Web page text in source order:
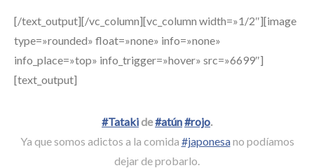
[/text_output][/vc_column][vc_column width=»1/2″][image
type=»rounded» float=»none» info=»none»
info_place=»top» info_trigger=»hover» src=»6699″]
[text_output]
#Tatakide#atún#rojo.
Ya que somos adictos a la comida #japonesano podíamos
dejar de probarlo.